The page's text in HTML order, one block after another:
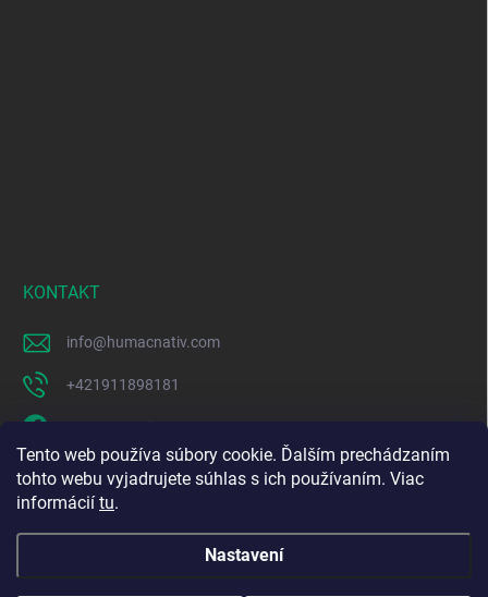
Tento web používa súbory cookie. Ďalším prechádzaním
tohto webu vyjadrujete súhlas s ich používaním. Viac
informácií tu.
Nastavení
KONTAKT
info@humacnativ.com
+421911898181
HUMAC Nativ
humacnativ
https://www.youtube.com/@HUMACNativ